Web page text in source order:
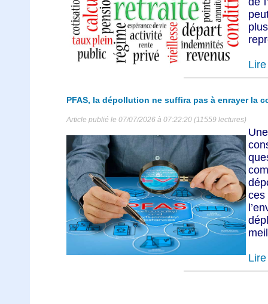
PFAS, la dépollution ne suffira pas à enrayer la
Article publié le 07/07/2026 à 07:22:20 (11559 lectures)